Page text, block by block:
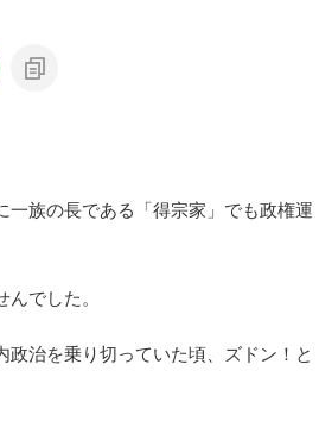
族の長である「得宗家」でも政権運
でした。
治を乗り切っていた頃、ズドン！と